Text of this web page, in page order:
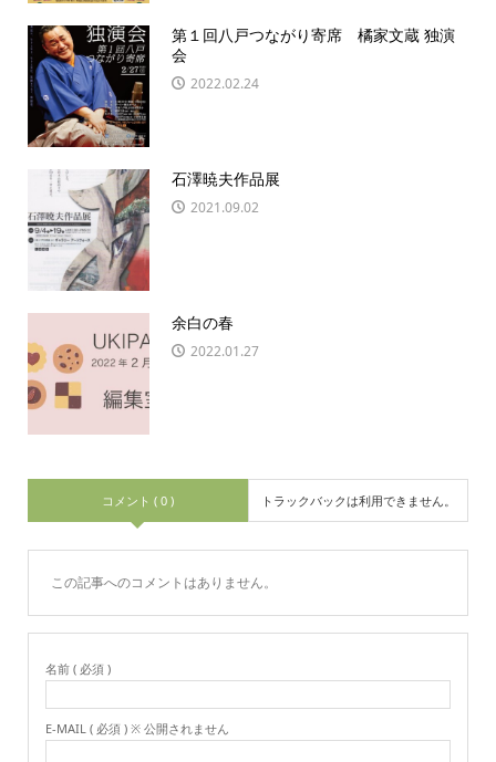
第１回八戸つながり寄席 橘家文蔵 独演
会
2022.02.24
石澤暁夫作品展
2021.09.02
余白の春
2022.01.27
コメント ( 0 ) トラックバックは利用できません。
この記事へのコメントはありません。
名前 ( 必須 )
E-MAIL ( 必須 ) ※ 公開されません